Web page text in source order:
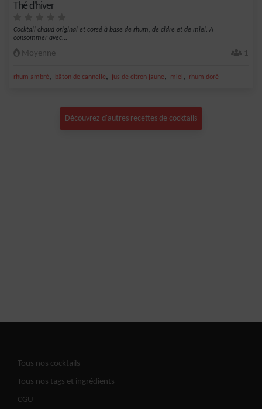
Thé d'hiver
Cocktail chaud original et corsé à base de rhum, de cidre et de miel. A
consommer avec...
Moyenne 1
rhum ambré, bâton de cannelle, jus de citron jaune, miel , rhum doré
Découvrez d'autres recettes de cocktails
Tous nos cocktails
Tous nos tags et ingrédients
CGU